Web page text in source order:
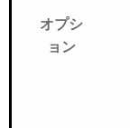
オプシ
ョン